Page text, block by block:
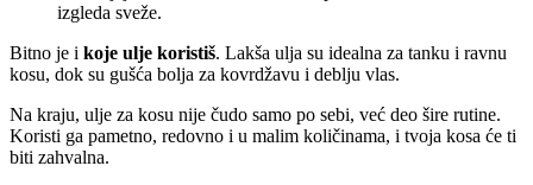
izgleda sveže.
Bitno je i koje ulje koristiš. Lakša ulja su idealna za tanku i ravnu
kosu, dok su gušća bolja za kovrdžavu i deblju vlas.
Na kraju, ulje za kosu nije čudo samo po sebi, već deo šire rutine.
Koristi ga pametno, redovno i u malim količinama, i tvoja kosa će ti
biti zahvalna.